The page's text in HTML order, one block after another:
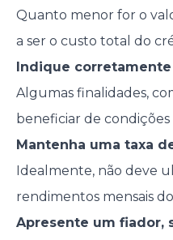
Quanto menor for o
a ser o custo total do
Indique
Algumas finalidades,
beneficiar de condições
Mantenha uma taxa
Idealmente, não deve
rendimentos mensais do
Apresente um fiador,